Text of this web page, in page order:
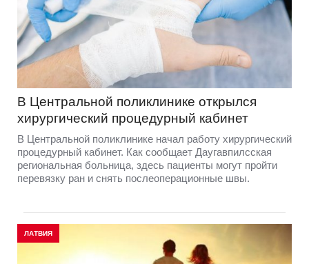
В Центральной поликлинике открылся
хирургический процедурный кабинет
В Центральной поликлинике начал работу хирургический
процедурный кабинет. Как сообщает Даугавпилсская
региональная больница, здесь пациенты могут пройти
перевязку ран и снять послеоперационные швы.
ЛАТВИЯ